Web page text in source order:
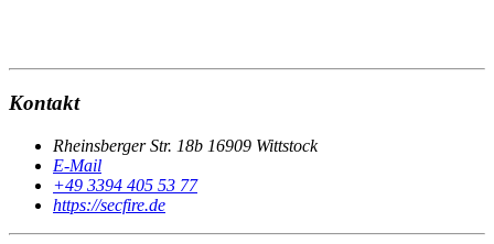
Kontakt
Rheinsberger Str. 18b 16909 Wittstock
E-Mail
+49 3394 405 53 77
https://secfire.de